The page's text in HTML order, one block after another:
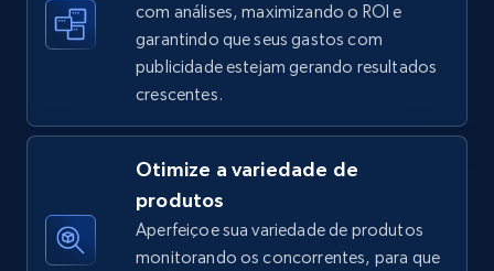
TikTok Shop - Collect TikTok shop products
by keywords search
URL, Title, Available, Description, Currency, Initial
price, Final price, Discount percent, and more.
com análises, maximizando o ROI e
garantindo que seus gastos com
publicidade estejam gerando resultados
crescentes.
Otimize a variedade de
produtos
Aperfeiçoe sua variedade de produtos
monitorando os concorrentes, para que